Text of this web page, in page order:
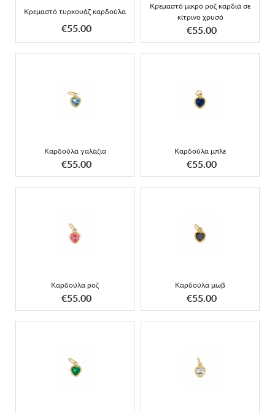
Κρεμαστό τυρκουάζ καρδούλα
€55.00
ΑΠΟΚΤΗΣΕ ΤΟ
Κρεμαστό μικρό ροζ καρδιά σε
κίτρινο χρυσό
€55.00
ΑΠΟΚΤΗΣΕ ΤΟ
Καρδούλα γαλάζια
€55.00
Καρδούλα γαλάζια
ΑΠΟΚΤΗΣΕ ΤΟ
Καρδούλα μπλε
€55.00
Καρδούλα μπλε
ΑΠΟΚΤΗΣΕ ΤΟ
Καρδούλα ροζ
€55.00
Καρδούλα ροζ
ΑΠΟΚΤΗΣΕ ΤΟ
Καρδούλα μωβ
€55.00
Καρδούλα μωβ
ΑΠΟΚΤΗΣΕ ΤΟ
Καρδούλα πράσινη Καρδούλα λευκή